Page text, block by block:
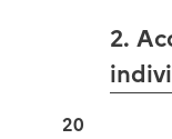
2.
20